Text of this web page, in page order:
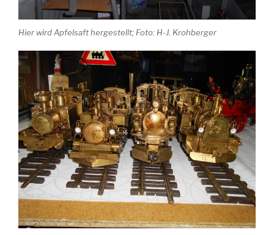
Hier wird Apfelsaft hergestellt; Foto: H-J. Krohberger